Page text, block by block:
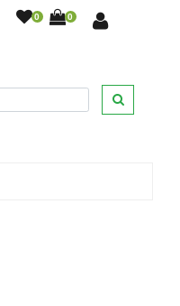
0 0
wireless con